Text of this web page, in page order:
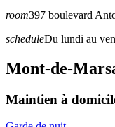
room397 boulevard
scheduleDu lundi au
Mont-de-
Maintien à